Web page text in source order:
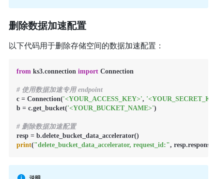
删除数据加速配置
以下代码用于删除存储空间的数据加速配置：
from ks3.connection import Connection
# 使用数据加速专用 endpoint
c = Connection('<YOUR_ACCESS_KEY>',
b = c.get_bucket('<YOUR_BUCKET_NAME>')
# 删除数据加速配置
print("delete_bucket_data_accelerator, request_id:",